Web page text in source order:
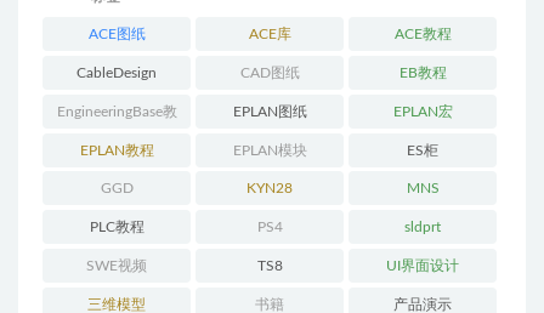
ACE图纸 ACE库 ACE教程
CableDesign CAD图纸 EB教程
EngineeringBase教
程
EPLAN图纸 EPLAN宏
EPLAN教程 EPLAN模块 ES柜
GGD KYN28 MNS
PLC教程 PS4 sldprt
SWE视频 TS8 UI界面设计
三维模型 书籍 产品演示